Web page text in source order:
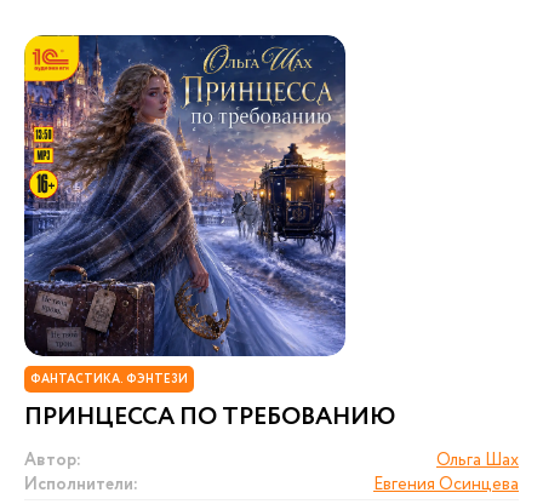
ФАНТАСТИКА. ФЭНТЕЗИ
ПРИНЦЕССА ПО ТРЕБОВАНИЮ
Автор:
Ольга Шах
Исполнители:
Евгения Осинцева